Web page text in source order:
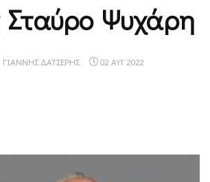
Σταύρο Ψυχάρη
ΓΙΆΝΝΗΣ ΔΑΤΣΈΡΗΣ 02 ΑΥΓ 2022